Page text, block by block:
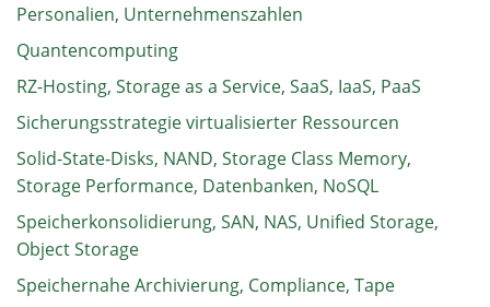
Personalien, Unternehmenszahlen
Quantencomputing
RZ-Hosting, Storage as a Service, SaaS, IaaS, PaaS
Sicherungsstrategie virtualisierter Ressourcen
Solid-State-Disks, NAND, Storage Class Memory,
Storage Performance, Datenbanken, NoSQL
Speicherkonsolidierung, SAN, NAS, Unified Storage,
Object Storage
Speichernahe Archivierung, Compliance, Tape